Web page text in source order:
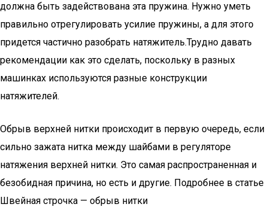
должна быть задействована эта пружина. Нужно уметь
правильно отрегулировать усилие пружины, а для этого
придется частично разобрать натяжитель.Трудно давать
рекомендации как это сделать, поскольку в разных
машинках используются разные конструкции
натяжителей.
Обрыв верхней нитки происходит в первую очередь, если
сильно зажата нитка между шайбами в регуляторе
натяжения верхней нитки. Это самая распространенная и
безобидная причина, но есть и другие. Подробнее в статье
Швейная строчка — обрыв нитки